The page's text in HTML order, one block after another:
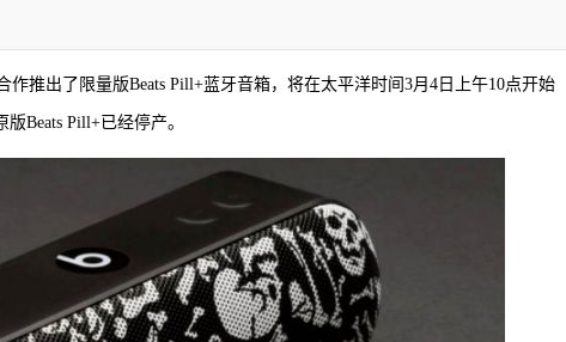
作推出了限量版Beats Pill+蓝牙音箱，将在太平洋时间3月4日上午10点开始
Beats Pill+已经停产。